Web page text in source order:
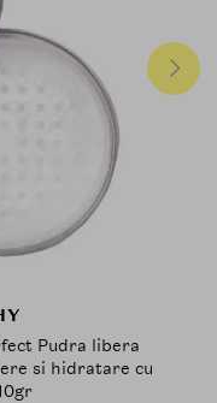
Pudra libera
si hidratare cu